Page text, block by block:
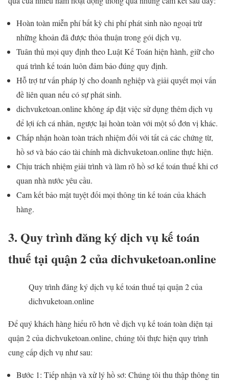
Hoàn toàn miễn phí bất kỳ chi phí phát sinh nào ngoại trừ
những khoản đã được thỏa thuận trong gói dịch vụ.
Tuân thủ mọi quy định theo Luật Kế Toán hiện hành, giữ cho
quá trình kế toán luôn đảm bảo đúng quy định.
Hỗ trợ tư vấn pháp lý cho doanh nghiệp và giải quyết mọi vấn
đề liên quan nếu có sự phát sinh.
dichvuketoan.online không áp đặt việc sử dụng thêm dịch vụ
để lợi ích cá nhân, ngược lại hoàn toàn với một số đơn vị khác.
Chấp nhận hoàn toàn trách nhiệm đối với tất cả các chứng từ,
hồ sơ và báo cáo tài chính mà dichvuketoan.online thực hiện.
Chịu trách nhiệm giải trình và làm rõ hồ sơ kế toán thuế khi cơ
quan nhà nước yêu cầu.
Cam kết bảo mật tuyệt đối mọi thông tin kế toán của khách
hàng.
3. Quy trình đăng ký dịch vụ kế toán
thuế tại quận 2 của dichvuketoan.online
Quy trình đăng ký dịch vụ kế toán thuế tại quận 2 của
dichvuketoan.online
Để quý khách hàng hiểu rõ hơn về dịch vụ kế toán toàn diện tại
quận 2 của dichvuketoan.online, chúng tôi thực hiện quy trình
cung cấp dịch vụ như sau:
Bước 1: Tiếp nhận và xử lý hồ sơ: Chúng tôi thu thập thông tin